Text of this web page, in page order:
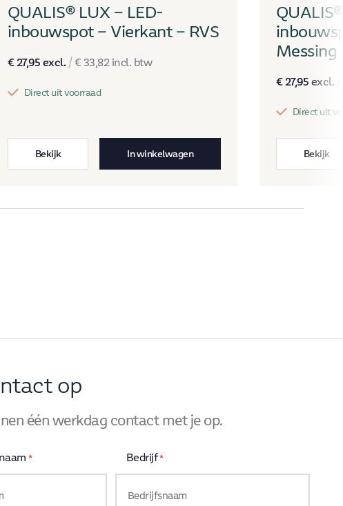
QUALIS® LUX – LED-
inbouwspot – Vierkant – RVS
€27,95 excl. /€ 33,82 incl. btw
Direct uit voorraad
Bekijk In winkelwagen
Messing
€27,95 excl.
Direct uit
Bekijk
op
één werkdag contact met je op.
* Bedrijf*